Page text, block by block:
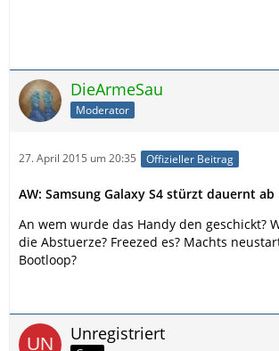
DieArmeSau
Moderator
27. April 2015 um 20:35 Offizieller Beitrag
AW: Samsung Galaxy S4 stürzt dauernt ab
An wem wurde das Handy den geschickt?
die Abstuerze? Freezed es? Machts
Bootloop?
Unregistriert